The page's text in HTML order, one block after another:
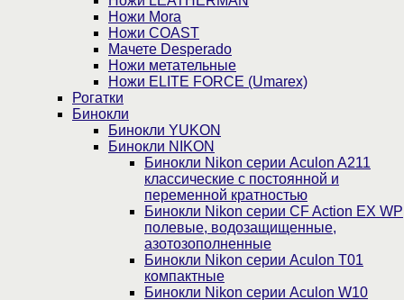
Ножи Mora
Ножи COAST
Мачете Desperado
Ножи метательные
Ножи ELITE FORCE (Umarex)
Рогатки
Бинокли
Бинокли YUKON
Бинокли NIKON
Бинокли Nikon серии Aculon A211
классические с постоянной и
переменной кратностью
Бинокли Nikon серии СF Action EX WP
полевые, водозащищенные,
азотозополненные
Бинокли Nikon серии Aculon T01
компактные
Бинокли Nikon серии Aculon W10